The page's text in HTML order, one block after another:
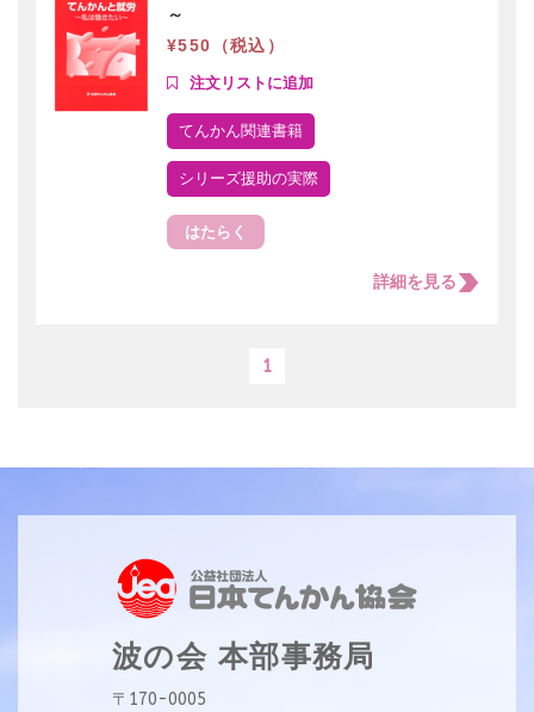
～
¥550（税込）
てんかん関連書籍
シリーズ援助の実際
はたらく
詳細を見る
1
波の会 本部事務局
〒170-0005